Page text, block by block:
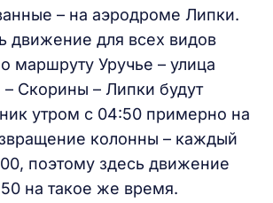
– на аэродроме Липки.
движение для всех видов
маршруту Уручье – улица
– Скорины – Липки будут
утром с 04:50 примерно на
колонны – каждый
поэтому здесь движение
на такое же время.